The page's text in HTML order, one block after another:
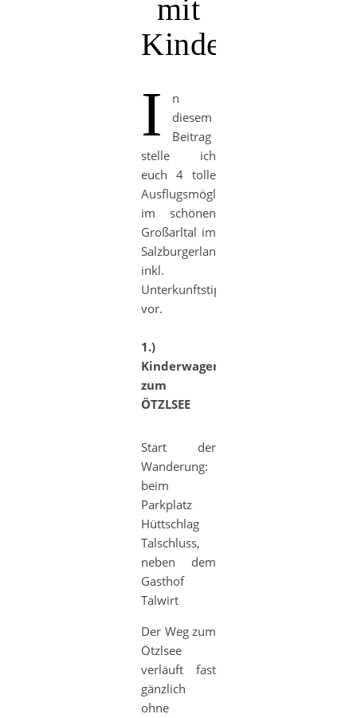
mit
Kindern
I
n
diesem
Beitrag
stelle ich
euch 4 tolle
Ausflugsmöglichkeiten
im schönen
Großarltal im
Salzburgerland
inkl.
Unterkunftstipp
vor.
1.)
Kinderwagenwanderung
zum
ÖTZLSEE
Start der
Wanderung:
beim
Parkplatz
Hüttschlag
Talschluss,
neben dem
Gasthof
Talwirt
Der Weg zum
Ötzlsee
verläuft fast
gänzlich
ohne